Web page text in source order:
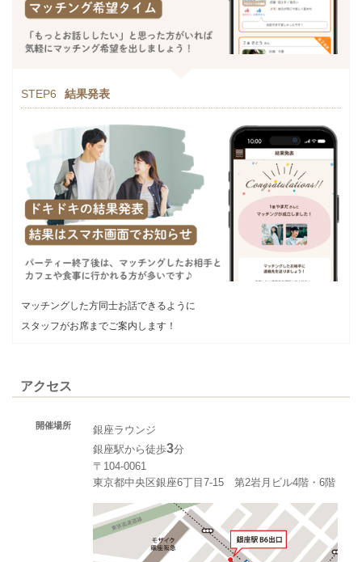
STEP6 結果発表
マッチングした方同士お話できるように
スタッフがお席までご案内します！
アクセス
開催場所
銀座ラウンジ
銀座駅から徒歩3分
〒104-0061
東京都中央区銀座6丁目7-15 第2岩月ビル4階・6階